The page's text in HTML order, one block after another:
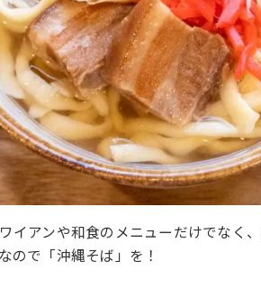
イアンや和食のメニューだけでなく
ので「沖縄そば」を！